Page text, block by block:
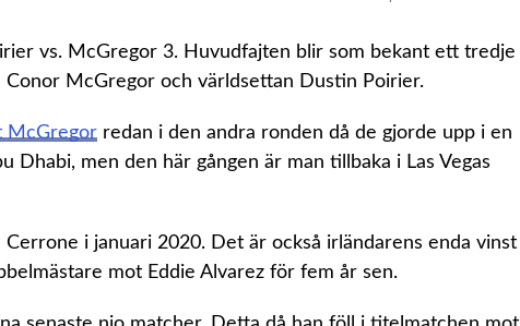
vs. McGregor 3. Huvudfajten blir som bekant ett tredje
McGregor och världsettan Dustin Poirier.
McGregor redan i den andra ronden då de gjorde upp i en
Dhabi, men den här gången är man tillbaka i Las Vegas
i januari 2020. Det är också irländarens enda vinst
mot Eddie Alvarez för fem år sen.